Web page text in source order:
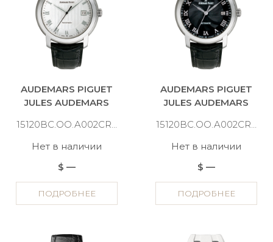
AUDEMARS PIGUET
JULES AUDEMARS
15120BC.OO.A002CR.01
Нет в наличии
$ —
ПОДРОБНЕЕ
AUDEMARS PIGUET
JULES AUDEMARS
15120BC.OO.A002CR.03
Нет в наличии
$ —
ПОДРОБНЕЕ